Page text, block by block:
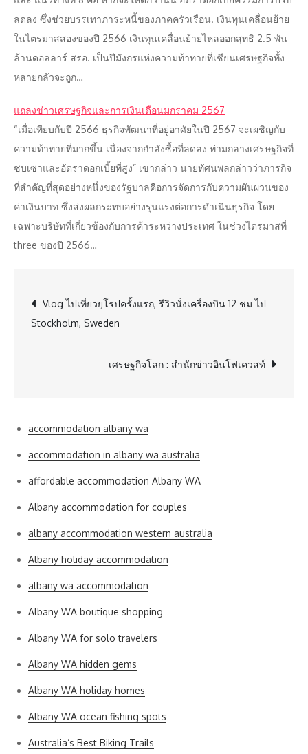
ลดลง ซึ่งช่วยบรรเทาภาระหนี้ของภาคครัวเรือน. เงินทุนเคลื่อนย้าย
ในไตรมาสสองของปี 2566 เงินทุนเคลื่อนย้ายไหลออกสุทธิ 2.5 พัน
ล้านดอลลาร์ สรอ. เป็นปีมังกรแห่งความท้าทายที่เซียนเศรษฐกิจทั้ง
หลายกลัวจะถูก…
แถลงข่าวเศรษฐกิจและการเงินเดือนมกราคม 2567
“เมื่อเทียบกับปี 2566 ธุรกิจพัฒนาที่อยู่อาศัยในปี 2567 จะเผชิญกับ
ความท้าทายที่มากขึ้น เนื่องจากกำลังซื้อที่ลดลง ท่ามกลางเศรษฐกิจที่
ซบเซาและอัตราดอกเบี้ยที่สูง” เขากล่าว นายทัศนพลกล่าวว่าภารกิจ
ที่สำคัญที่สุดอย่างหนึ่งของรัฐบาลคือการจัดการกับความผันผวนของ
ค่าเงินบาท ซึ่งส่งผลกระทบอย่างรุนแรงต่อการดำเนินธุรกิจ โดย
เฉพาะบริษัทที่เกี่ยวข้องกับการค้าระหว่างประเทศ ในช่วงไตรมาสที่
three ของปี 2566…
Post
navigation
Vlog ไปเที่ยวยุโรปครั้งแรก, รีวิวนั่งเครื่องบิน 12 ชม ไป
Stockholm, Sweden
เศรษฐกิจโลก : สำนักข่าวอินโฟเควสท์
accommodation albany wa
accommodation in albany wa australia
affordable accommodation Albany WA
Albany accommodation for couples
albany accommodation western australia
Albany holiday accommodation
albany wa accommodation
Albany WA boutique shopping
Albany WA for solo travelers
Albany WA hidden gems
Albany WA holiday homes
Albany WA ocean fishing spots
Australia’s Best Biking Trails